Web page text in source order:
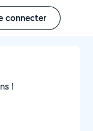
connecter
!